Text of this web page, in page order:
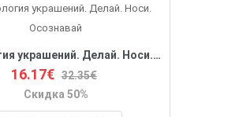
Психология украшений. Делай. Носи. Осознавай
16.17€ 32.35€
Скидка 50%